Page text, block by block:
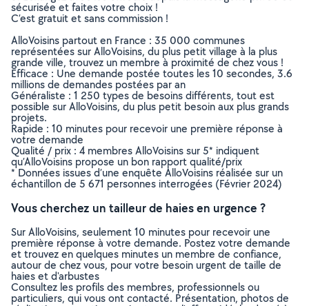
sécurisée et faites votre choix !
C’est gratuit et sans commission !
AlloVoisins partout en France : 35 000 communes
représentées sur AlloVoisins, du plus petit village à la plus
grande ville, trouvez un membre à proximité de chez vous !
Efficace : Une demande postée toutes les 10 secondes, 3.6
millions de demandes postées par an
Généraliste : 1 250 types de besoins différents, tout est
possible sur AlloVoisins, du plus petit besoin aux plus grands
projets.
Rapide : 10 minutes pour recevoir une première réponse à
votre demande
Qualité / prix : 4 membres AlloVoisins sur 5* indiquent
qu’AlloVoisins propose un bon rapport qualité/prix
* Données issues d’une enquête AlloVoisins réalisée sur un
échantillon de 5 671 personnes interrogées (Février 2024)
Vous cherchez un tailleur de haies en urgence ?
Sur AlloVoisins, seulement 10 minutes pour recevoir une
première réponse à votre demande. Postez votre demande
et trouvez en quelques minutes un membre de confiance,
autour de chez vous, pour votre besoin urgent de taille de
haies et d'arbustes
Consultez les profils des membres, professionnels ou
particuliers, qui vous ont contacté. Présentation, photos de